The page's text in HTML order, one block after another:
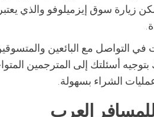
زيارة سوق إيزميلوفو والذي
في التواصل مع البائعين
أسئلتك إلى المترجمين
الشراء بسهولة.
العرب